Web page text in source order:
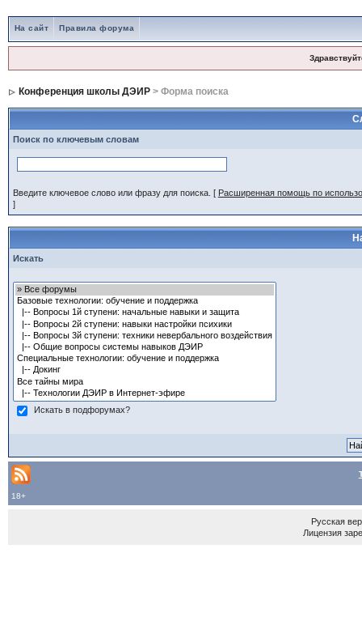
На сайт Правила форума
Конференция школы ДЭИР> Форма поиска
Поиск по ключевым словам
Введите ключевое слово или фразу для поиска. [ Расширенная помощь по
]
Искать
Искать в подфорумах?
18+
Русская
Лицензия